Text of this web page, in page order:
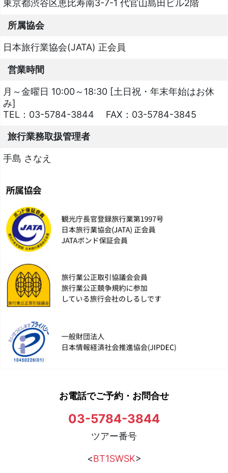
東京都渋谷区恵比寿南3-7-1 代官山島田ビル2階
所属協会
日本旅行業協会(JATA) 正会員
営業時間
月～金曜日 10:00～18:30 [土日祝・年末年始はお休
み]
TEL： 03-5784-3844 FAX： 03-5784-3845
旅行業務取扱管理者
手島 さなえ
お電話でご予約・お問合せ
03-5784-3844
ツアー番号
<BT1SWSK>